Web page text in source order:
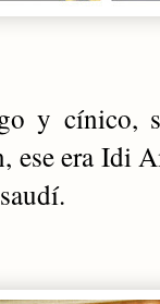
y cínico,
ese era Idi